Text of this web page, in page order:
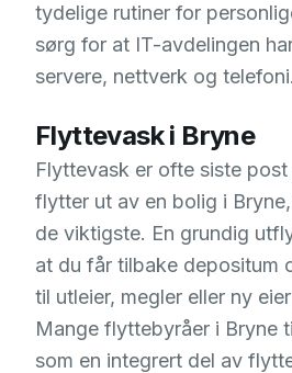
tydelige rutiner for
sørg for at IT-avdelingen
servere, nettverk og telefoni.
Flyttevask i Bryne
Flyttevask er ofte siste
flytter ut av en bolig i
de viktigste. En grundig
at du får tilbake depositum
til utleier, megler eller ny
Mange flyttebyråer i Bryne
som en integrert del av